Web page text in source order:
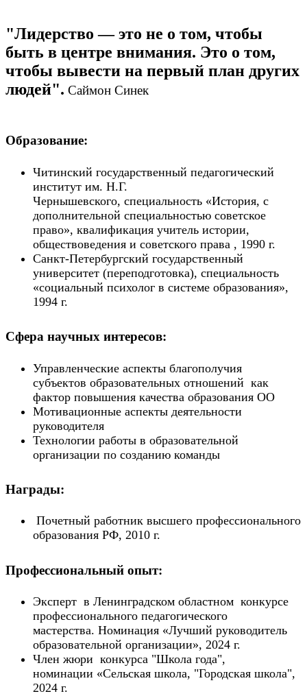
"Лидерство — это не о том, чтобы
быть в центре внимания. Это о том,
чтобы вывести на первый план других
людей". Саймон Синек
Образование:
Читинский государственный педагогический
институт им. Н.Г.
Чернышевского, специальность «История, с
дополнительной специальностью советское
право», квалификация учитель истории,
обществоведения и советского права , 1990 г.
Санкт-Петербургский государственный
университет (переподготовка), специальность
«социальный психолог в системе образования»,
1994 г.
Сфера научных интересов:
Управленческие аспекты благополучия
субъектов образовательных отношений как
фактор повышения качества образования ОО
Мотивационные аспекты деятельности
руководителя
Технологии работы в образовательной
организации по созданию команды
Награды:
Почетный работник высшего профессионального
образования РФ, 2010 г.
Профессиональный опыт:
Эксперт в Ленинградском областном конкурсе
профессионального педагогического
мастерства. Номинация «Лучший руководитель
образовательной организации», 2024 г.
Член жюри конкурса "Школа года",
номинации «Сельская школа, "Городская школа",
2024 г.